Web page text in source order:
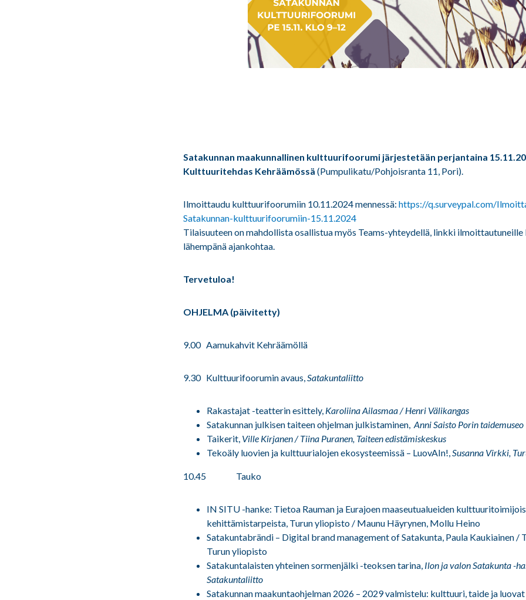
Satakunnan maakunnallinen kulttuurifoorumi järjestetään perjantaina
Kulttuuritehdas Kehräämössä (Pumpulikatu/Pohjoisranta 11, Pori).
Ilmoittaudu kulttuurifoorumiin 10.11.2024 mennessä: https://q.surveypal.com/
Satakunnan-kulttuurifoorumiin-15.11.2024
Tilaisuuteen on mahdollista osallistua myös Teams-yhteydellä, linkki ilmoittautuneille
lähempänä ajankohtaa.
Tervetuloa!
OHJELMA (päivitetty)
9.00 Aamukahvit Kehräämöllä
9.30 Kulttuurifoorumin avaus,Satakuntaliitto
Rakastajat -teatterin esittely, Karoliina Ailasmaa / Henri Välikangas
Satakunnan julkisen taiteen ohjelman julkistaminen, Anni Saisto Porin taidemuseo
Taikerit, Ville Kirjanen / Tiina Puranen, Taiteen edistämiskeskus
Tekoäly luovien ja kulttuurialojen ekosysteemissä – LuovAIn!,Susanna Virkki,
10.45 Tauko
IN SITU -hanke: Tietoa Rauman ja Eurajoen maaseutualueiden
kehittämistarpeista, Turun yliopisto / Maunu Häyrynen, Mollu Heino
Satakuntabrändi – Digital brand management of Satakunta, Paula Kaukiainen /
Turun yliopisto
Satakuntalaisten yhteinen sormenjälki -teoksen tarina, Ilon ja valon Satakunta -
Satakuntaliitto
Satakunnan maakuntaohjelman 2026 – 2029 valmistelu: kulttuuri, taide ja